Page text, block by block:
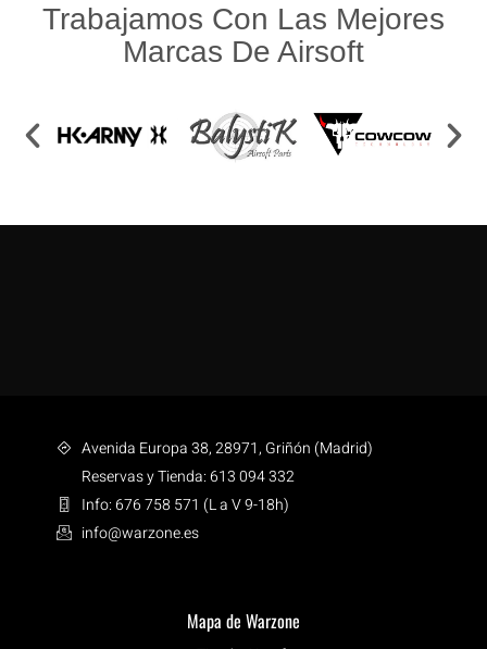
Trabajamos Con Las Mejores
Marcas De Airsoft
Avenida Europa 38, 28971, Griñón (Madrid)
Reservas y Tienda: 613 094 332
Info: 676 758 571 (L a V 9-18h)
info@warzone.es
Mapa de Warzone